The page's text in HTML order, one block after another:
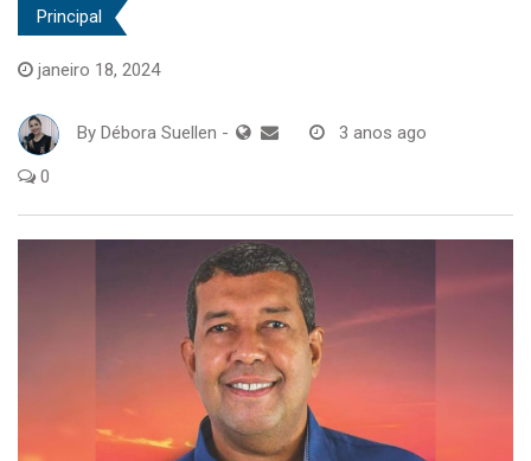
Principal
janeiro 18, 2024
By Débora Suellen - 3 anos ago
0